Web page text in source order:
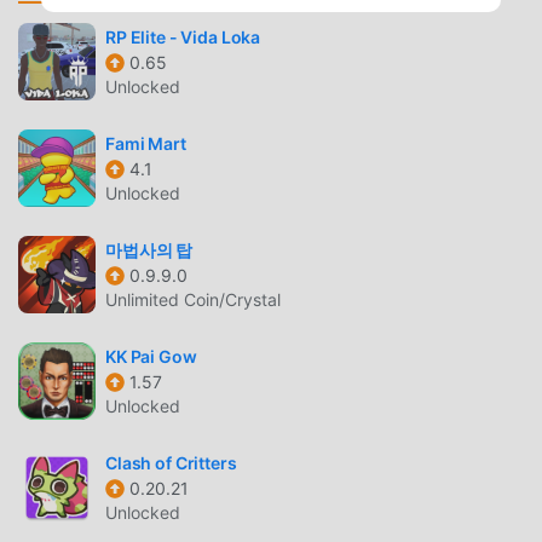
de fanáticos en todo el mundo. A diferencia de los juegos
tradicionales de casual , en Flyyy! Hero, solo necesitas
pasar por el tutorial para principiantes, por lo que puedes
que brinda el clásico casual juegos Flyyy! Hero 2.4.5. Al
mismo tiempo, moddroid ha creado especialmente una
plataforma para los amantes de los juegos de la casual , lo
que le permite comunicarse y compartir con todos los
amantes de los juegos de la casual de todo el mundo.
¿Qué está esperando? Únase a moddroid y disfrute del
HERMOSA PANTALLA
Al igual que los juegos tradicionales de casual , Flyyy! Hero
tiene un estilo artístico único, y sus gráficos, mapas y
personajes de alta calidad hacen que Flyyy! Hero atraiga a
muchos casual fanáticos, y en comparación con los juegos
RP Elite - Vida Loka
0.65
Unlocked
Fami Mart
4.1
Unlocked
마법사의 탑
0.9.9.0
Unlimited Coin/Crystal
KK Pai Gow
1.57
Unlocked
Clash of Critters
0.20.21
Unlocked